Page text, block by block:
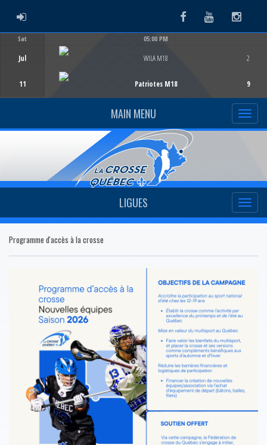
ADMIN LOGIN FacebookYoutube
Sat
Jul
11
05:00 PM
WILA M18
Patriotes M18
2
9
MAIN MENU
LIGUES
Programme d'accès à la crosse